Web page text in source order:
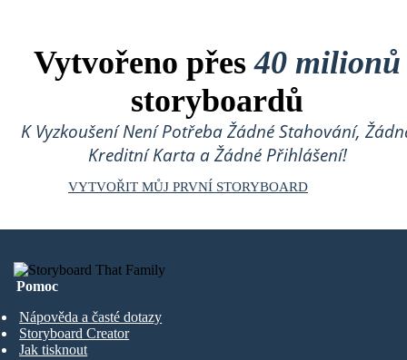
Vytvořeno přes40 milionů
storyboardů
K Vyzkoušení Není Potřeba Žádné Stahování,
Kreditní Karta a Žádné Přihlášení!
VYTVOŘIT MŮJ PRVNÍ STORYBOARD
Pomoc
Nápověda a časté dotazy
Storyboard Creator
Jak tisknout